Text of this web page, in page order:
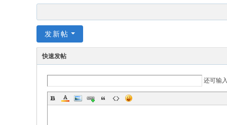
发新帖
快速发帖
还可输入